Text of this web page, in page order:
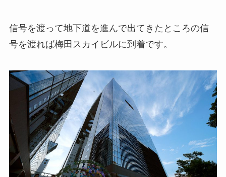
信号を渡って地下道を進んで出てきたところの信
号を渡れば梅田スカイビルに到着です。